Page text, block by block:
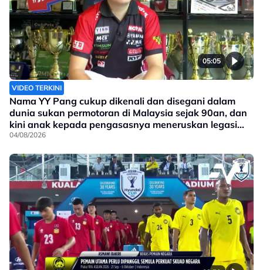
05:05
VIDEO TERKINI
Nama YY Pang cukup dikenali dan disegani dalam
dunia sukan permotoran di Malaysia sejak 90an, dan
kini anak kepada pengasasnya meneruskan legasi
yang telah ditinggalkan
04/08/2026